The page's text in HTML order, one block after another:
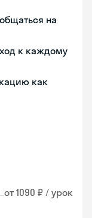
на
к каждому
как
от 1090 ₽ / урок